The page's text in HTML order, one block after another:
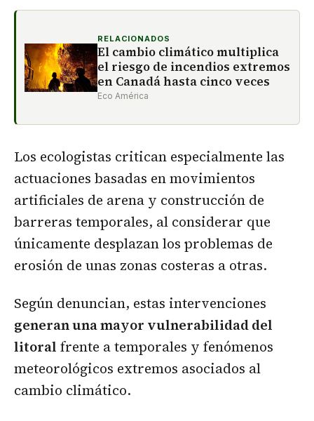
RELACIONADOS
El cambio climático multiplica
el riesgo de incendios extremos
en Canadá hasta cinco veces
Eco América
Los ecologistas critican especialmente las
actuaciones basadas en movimientos
artificiales de arena y construcción de
barreras temporales, al considerar que
únicamente desplazan los problemas de
erosión de unas zonas costeras a otras.
Según denuncian, estas intervenciones
generan una mayor vulnerabilidad del
litoral frente a temporales y fenómenos
meteorológicos extremos asociados al
cambio climático.